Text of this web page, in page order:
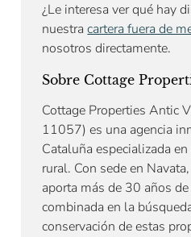
¿Le interesa ver qué hay
nuestracartera fuera de
nosotros directamente.
Sobre Cottage
Cottage Properties Antic
11057) es una agencia
Cataluña especializada
rural. Con sede en
aporta más de 30 años
combinada en la
conservación de estas